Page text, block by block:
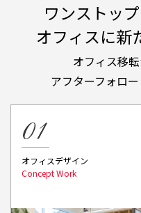
ワンストッ
オフィスに新
オフィス移
アフターフォロ
オフィスデザイン